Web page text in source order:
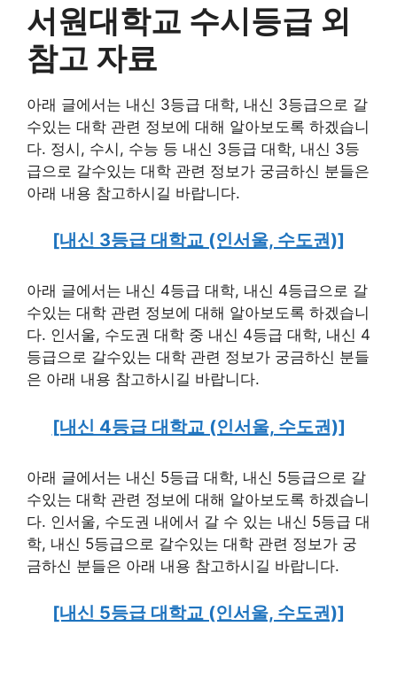
서원대학교 수시등급 외
참고 자료
아래 글에서는 내신 3등급 대학, 내신 3등급으로 갈
수있는 대학 관련 정보에 대해 알아보도록 하겠습니
다. 정시, 수시, 수능 등 내신 3등급 대학, 내신 3등
급으로 갈수있는 대학 관련 정보가 궁금하신 분들은
아래 내용 참고하시길 바랍니다.
[내신 3등급 대학교 (인서울, 수도권)]
아래 글에서는 내신 4등급 대학, 내신 4등급으로 갈
수있는 대학 관련 정보에 대해 알아보도록 하겠습니
다. 인서울, 수도권 대학 중 내신 4등급 대학, 내신 4
등급으로 갈수있는 대학 관련 정보가 궁금하신 분들
은 아래 내용 참고하시길 바랍니다.
[내신 4등급 대학교 (인서울, 수도권)]
아래 글에서는 내신 5등급 대학, 내신 5등급으로 갈
수있는 대학 관련 정보에 대해 알아보도록 하겠습니
다. 인서울, 수도권 내에서 갈 수 있는 내신 5등급 대
학, 내신 5등급으로 갈수있는 대학 관련 정보가 궁
금하신 분들은 아래 내용 참고하시길 바랍니다.
[내신 5등급 대학교 (인서울, 수도권)]